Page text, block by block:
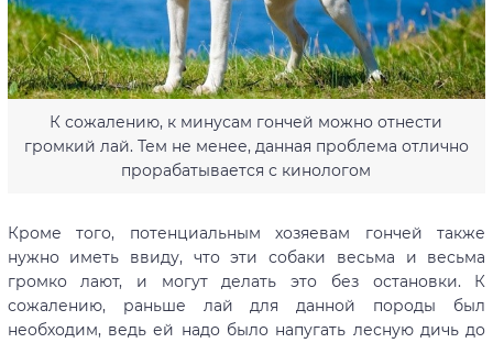
К сожалению, к минусам гончей можно отнести
громкий лай. Тем не менее, данная проблема отлично
прорабатывается с кинологом
Кроме того, потенциальным хозяевам гончей также
нужно иметь ввиду, что эти собаки весьма и весьма
громко лают, и могут делать это без остановки. К
сожалению, раньше лай для данной породы был
необходим, ведь ей надо было напугать лесную дичь до